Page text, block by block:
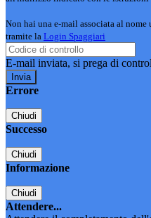
Non hai una e-mail associata al
tramite la Login Spaggiari
E-mail inviata, si prega di
Errore
Chiudi
Successo
Chiudi
Informazione
Chiudi
Attendere...